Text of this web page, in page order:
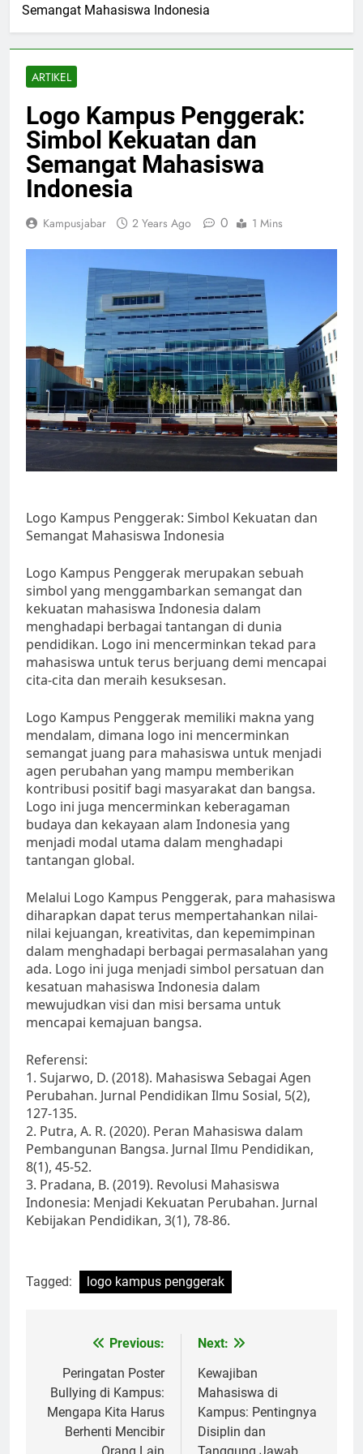
Semangat Mahasiswa Indonesia
ARTIKEL
Logo Kampus Penggerak:
Simbol Kekuatan dan
Semangat Mahasiswa
Indonesia
Kampusjabar 2 Years Ago 0 1 Mins
Logo Kampus Penggerak: Simbol Kekuatan dan
Semangat Mahasiswa Indonesia
Logo Kampus Penggerak merupakan sebuah
simbol yang menggambarkan semangat dan
kekuatan mahasiswa Indonesia dalam
menghadapi berbagai tantangan di dunia
pendidikan. Logo ini mencerminkan tekad para
mahasiswa untuk terus berjuang demi mencapai
cita-cita dan meraih kesuksesan.
Logo Kampus Penggerak memiliki makna yang
mendalam, dimana logo ini mencerminkan
semangat juang para mahasiswa untuk menjadi
agen perubahan yang mampu memberikan
kontribusi positif bagi masyarakat dan bangsa.
Logo ini juga mencerminkan keberagaman
budaya dan kekayaan alam Indonesia yang
menjadi modal utama dalam menghadapi
tantangan global.
Melalui Logo Kampus Penggerak, para mahasiswa
diharapkan dapat terus mempertahankan nilai-
nilai kejuangan, kreativitas, dan kepemimpinan
dalam menghadapi berbagai permasalahan yang
ada. Logo ini juga menjadi simbol persatuan dan
kesatuan mahasiswa Indonesia dalam
mewujudkan visi dan misi bersama untuk
mencapai kemajuan bangsa.
Referensi:
1. Sujarwo, D. (2018). Mahasiswa Sebagai Agen
Perubahan. Jurnal Pendidikan Ilmu Sosial, 5(2),
127-135.
2. Putra, A. R. (2020). Peran Mahasiswa dalam
Pembangunan Bangsa. Jurnal Ilmu Pendidikan,
8(1), 45-52.
3. Pradana, B. (2019). Revolusi Mahasiswa
Indonesia: Menjadi Kekuatan Perubahan. Jurnal
Kebijakan Pendidikan, 3(1), 78-86.
Tagged: logo kampus penggerak
navigation
Previous:
Peringatan Poster
Bullying di Kampus:
Mengapa Kita Harus
Berhenti Mencibir
Next:
Kewajiban
Mahasiswa di
Kampus: Pentingnya
Disiplin dan